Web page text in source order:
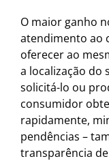
O maior ganho
atendimento ao
oferecer ao
a localização do
solicitá-lo ou
consumidor
rapidamente,
pendências –
transparência